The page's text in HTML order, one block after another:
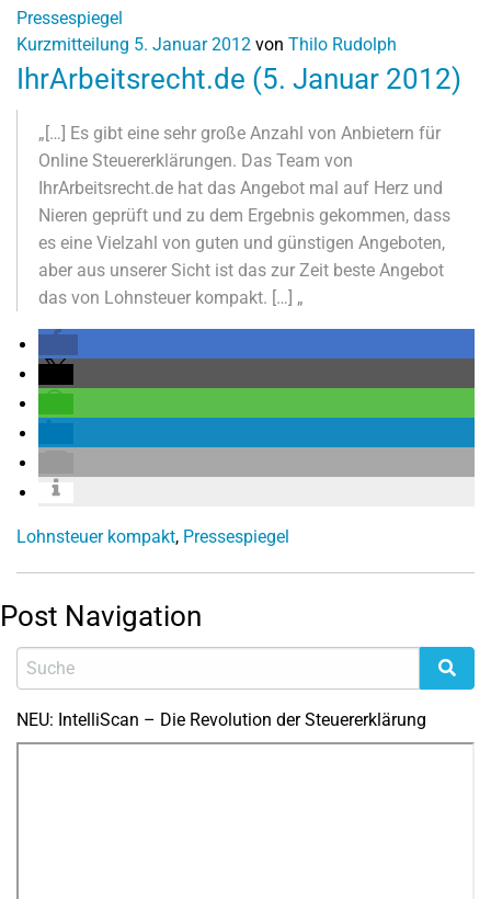
Pressespiegel
Kurzmitteilung 5. Januar 2012 von Thilo Rudolph
IhrArbeitsrecht.de (5. Januar 2012)
„[…] Es gibt eine sehr große Anzahl von Anbietern für
Online Steuererklärungen. Das Team von
IhrArbeitsrecht.de hat das Angebot mal auf Herz und
Nieren geprüft und zu dem Ergebnis gekommen, dass
es eine Vielzahl von guten und günstigen Angeboten,
aber aus unserer Sicht ist das zur Zeit beste Angebot
das von Lohnsteuer kompakt. […] „
Lohnsteuer kompakt, Pressespiegel
Post Navigation
NEU: IntelliScan – Die Revolution der Steuererklärung